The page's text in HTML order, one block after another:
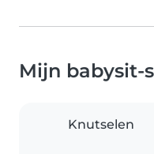
Mijn babysit-
Knutselen